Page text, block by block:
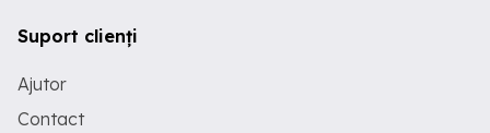
Suport clienți
Ajutor
Contact